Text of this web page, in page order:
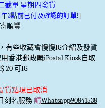
截單 星期四發貨
3點前已付及確認的訂單!]
順豐
有些收藏會慢慢IG介紹及發貨
香港郵政嘅iPostal Kiosk自取
20 可IG
貨點現已取消
刻名服務請Whatsapp90841538